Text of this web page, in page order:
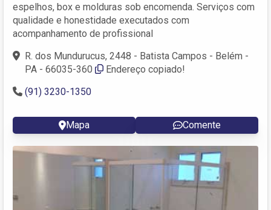
espelhos, box e molduras sob encomenda. Serviços com
qualidade e honestidade executados com
acompanhamento de profissional
R. dos Mundurucus, 2448 - Batista Campos - Belém -
PA - 66035-360
Endereço copiado!
(91) 3230-1350
Mapa Comente